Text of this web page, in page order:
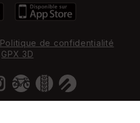
Politique de confidentialité
GPX 3D